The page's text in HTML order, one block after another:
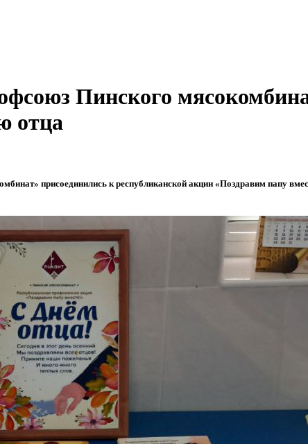
Пинского
отца
присоединились к республиканской акции «Поздравим папу